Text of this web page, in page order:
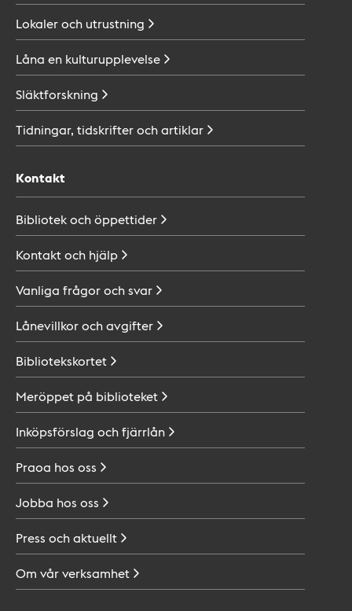
Lokaler och utrustning
Låna en kulturupplevelse
Släktforskning
Tidningar, tidskrifter ochartiklar
Kontakt
Bibliotek ochöppettider
Kontakt och hjälp
Vanliga frågor ochsvar
Lånevillkor ochavgifter
Bibliotekskortet
Meröppet på biblioteket
Inköpsförslag ochfjärrlån
Praoa hos oss
Jobba hos oss
Press ochaktuellt
Om vårverksamhet